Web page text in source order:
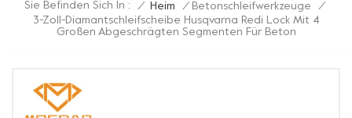
Sie Befinden Sich In : / Heim / Betonschleifwerkzeuge
/
3-Zoll-Diamantschleifscheibe Husqvarna Redi Lock Mit 4
Großen Abgeschrägten Segmenten Für Beton